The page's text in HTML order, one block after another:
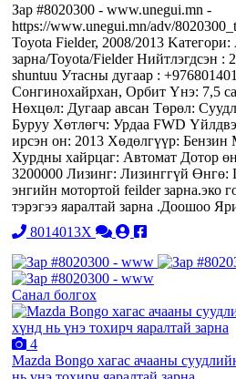
Зар #8020300 - www.unegui.mn -
https://www.unegui.mn/adv/
Toyota Fielder, 2008/2013
зарна/Toyota/Fielder Нийтлэгдсэн :
shuntuu Утасны дугаар :
Сонгинохайрхан, Орбит Үнэ: 7,5
Нөхцөл: Дугаар авсан Төрөл:
Буруу Хөтлөгч: Урдаа FWD
ирсэн он: 2013 Хөдөлгүүр: Бензин
Хурдны хайрцаг: Автомат Дотор
3200000 Лизинг: Лизинггүй Өнгө:
энгийн мотортой feilder зарна.эко
тэрэгээ яаралтай зарна .Доошоо
8014013X
Санал болгох
4
Mazda Bongo хагас ачааны